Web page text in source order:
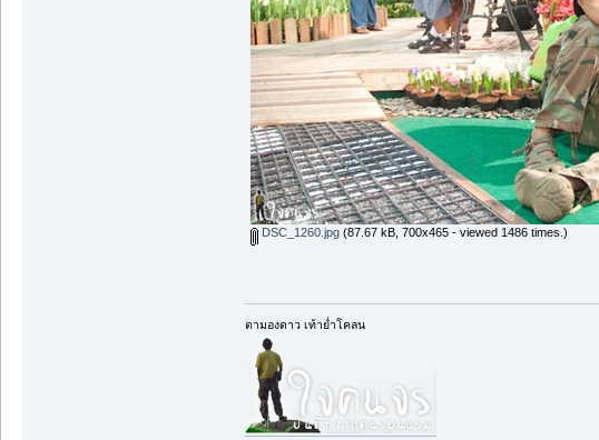
DSC_1260.jpg(87.67 kB, 700x465 - viewed 1486 times.)
ตามองดาว เท้าย่ำโคลน